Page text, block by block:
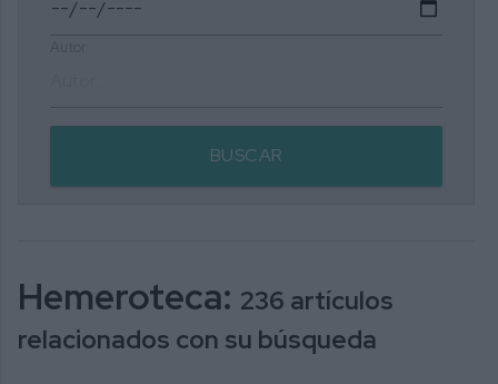
BUSCAR
Hemeroteca: 236 artículos
relacionados con su búsqueda